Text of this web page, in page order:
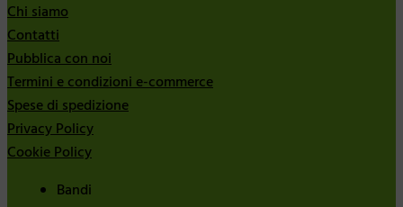
Chi siamo
Contatti
Pubblica con noi
Termini e condizioni e-commerce
Spese di spedizione
Privacy Policy
Cookie Policy
Bandi